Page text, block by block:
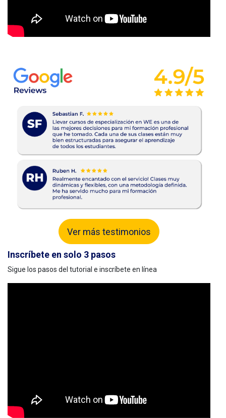
Ver más testimonios
Inscríbete en solo 3 pasos
Sigue los pasos del tutorial e inscríbete en línea